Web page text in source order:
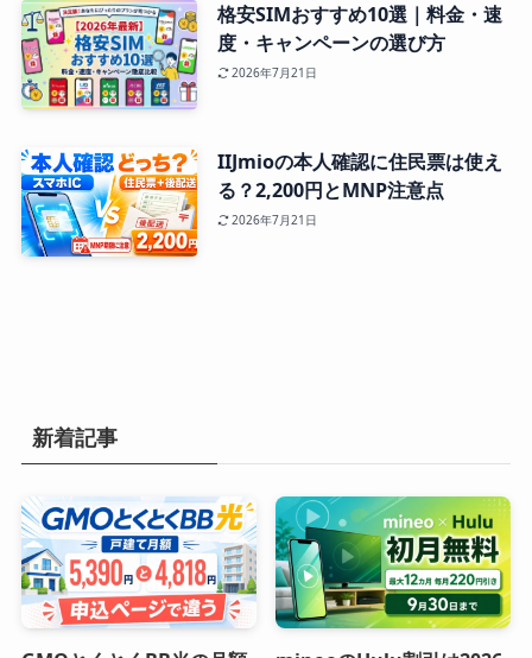
格安SIMおすすめ10選｜料金・速
度・キャンペーンの選び方
2026年7月21日
IIJmioの本人確認に住民票は使え
る？2,200円とMNP注意点
2026年7月21日
新着記事